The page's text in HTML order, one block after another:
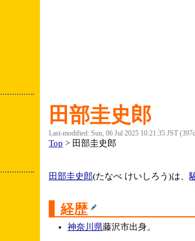
田部圭史郎
Last-modified: Sun, 06 Jul 2025 10:21:35 JST
Top > 田部圭史郎
田部圭史郎(たなべ けいしろう)は、
経歴
神奈川県藤沢市出身。